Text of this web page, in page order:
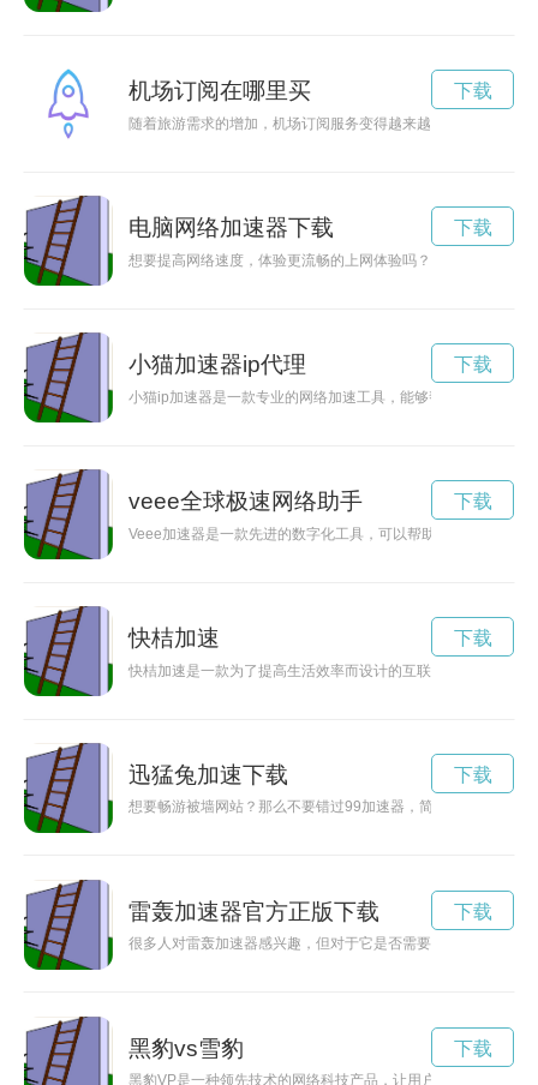
机场订阅在哪里买
随着旅游需求的增加，机场订阅服务变得越来越受欢迎。这种
下载
电脑网络加速器下载
想要提高网络速度，体验更流畅的上网体验吗？赶紧下载免费
下载
小猫加速器ip代理
小猫ip加速器是一款专业的网络加速工具，能够帮助用户提高
下载
veee全球极速网络助手
Veee加速器是一款先进的数字化工具，可以帮助用户提高工作
下载
快桔加速
快桔加速是一款为了提高生活效率而设计的互联网应用，可以
下载
迅猛兔加速下载
想要畅游被墙网站？那么不要错过99加速器，简单下载安装即
下载
雷轰加速器官方正版下载
很多人对雷轰加速器感兴趣，但对于它是否需要花钱存在疑惑
下载
黑豹vs雪豹
黑豹VP是一种领先技术的网络科技产品，让用户在网络世界中
下载